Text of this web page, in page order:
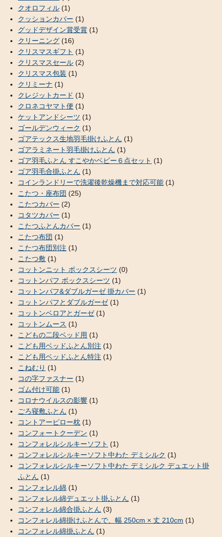
クオロフィル (1)
クッションカバー (1)
グッドデザイン賞受賞 (1)
クリーニング (16)
クリスマスギフト (1)
クリスマスセール (2)
クリスマス包装 (1)
クリミーナ (1)
クレジットカード (1)
クロネコヤマト便 (1)
ケットアンドシーツ (1)
ゴールデンウィーク (1)
ゴアテックス生地羽毛掛けふとん (1)
ゴアラミネート羽毛掛けふとん (1)
ゴア羽毛ふとん すこやかベビー６点セット (1)
ゴア羽毛合掛ふとん (1)
コインランドリーで洗濯後乾燥機まで対応可能 (1)
こたつ・座布団 (25)
こたつカバー (2)
コタツカバー (1)
こたつふとんカバー (1)
こたつ布団 (1)
こたつ布団別注 (1)
こたつ敷 (1)
コットンニット ボックスシーツ (0)
コットンパフ ボックスシーツ (1)
コットンパフ&ダブルガーゼ 掛カバー (1)
コットンパフとダブルガーゼ(1)
コットンベロアとガーゼ(1)
コットンムース (1)
こどもの二段ベッド用 (1)
こども用ベッドふとん別注 (1)
こども用ベッドふとん特注 (1)
こねむり (1)
コの字ファスナー (1)
ゴム付け可能 (1)
コロナウイルスの影響 (1)
ごろ寝敷ふとん (1)
コントアーピロー枕 (1)
コンフォートクーデン (1)
コンフォレルシルキーソフト (1)
コンフォレルシルキーソフト中わた デミシルク (1)
コンフォレルシルキーソフト中わた デミシルク デュエット掛
ふとん (1)
コンフォレル綿 (1)
コンフォレル綿デュエット掛ふとん (1)
コンフォレル綿合掛ふとん (3)
コンフォレル綿掛けふとんで、幅 250cm × 丈 210cm (1)
コンフォレル綿掛ふとん (1)